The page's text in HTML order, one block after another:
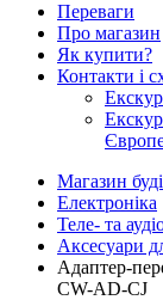
Переваги
Про магазин
Як купити?
Контакти і
Магазин
Електроніка
Теле- та
Аксесуари
Адаптер-
CW-AD-CJ